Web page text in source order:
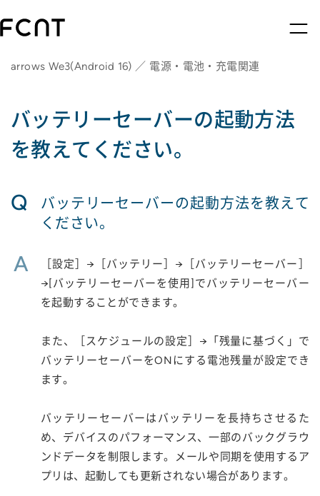
arrows We3(Android 16) ／ 電源・電池・充電関連
バッテリーセーバーの起動方法
を教えてください。
Q
バッテリーセーバーの起動方法を教えて
ください。
A
［設定］→［バッテリー］→［バッテリーセーバー］
→[バッテリーセーバーを使用]でバッテリーセーバー
を起動することができます。
また、［スケジュールの設定］→「残量に基づく」で
バッテリーセーバーをONにする電池残量が設定でき
ます。
バッテリーセーバーはバッテリーを長持ちさせるた
め、デバイスのパフォーマンス、一部のバックグラウ
ンドデータを制限します。メールや同期を使用するア
プリは、起動しても更新されない場合があります。